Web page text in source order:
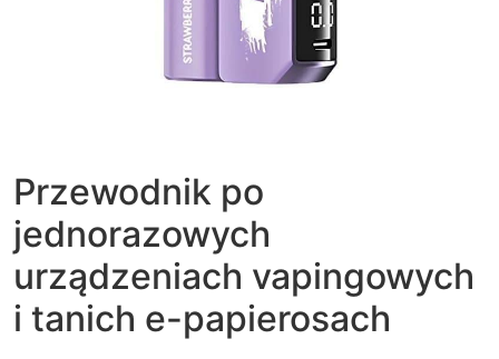
Przewodnik po
jednorazowych
urządzeniach vapingowych
i tanich e-papierosach